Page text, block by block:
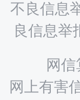
不良信息
良信息举
网信
网上有害